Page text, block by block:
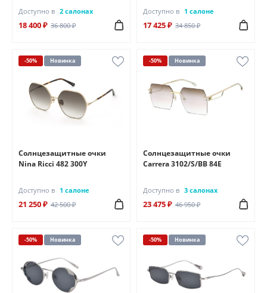
Доступно в 2 салонах
18 400 ₽ 36 800 ₽
Доступно в 1 салоне
17 425 ₽ 34 850 ₽
-50% Новинка
Солнцезащитные очки
Nina Ricci 482 300Y
Доступно в 1 салоне
21 250 ₽ 42 500 ₽
-50% Новинка
Солнцезащитные очки
Carrera 3102/S/BB 84E
Доступно в 3 салонах
23 475 ₽ 46 950 ₽
-50% Новинка -50% Новинка